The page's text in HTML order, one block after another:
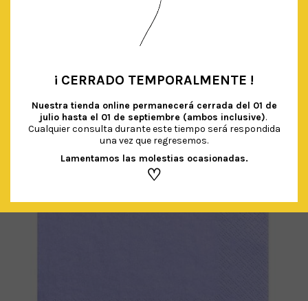
IVA Incluido
AÑADIR AL CARRITO
¡ CERRADO TEMPORALMENTE !
Nuestra tienda online permanecerá cerrada del 01 de
julio hasta el 01 de septiembre (ambos inclusive).
Cualquier consulta durante este tiempo será respondida
una vez que regresemos.
Lamentamos las molestias ocasionadas.
♡